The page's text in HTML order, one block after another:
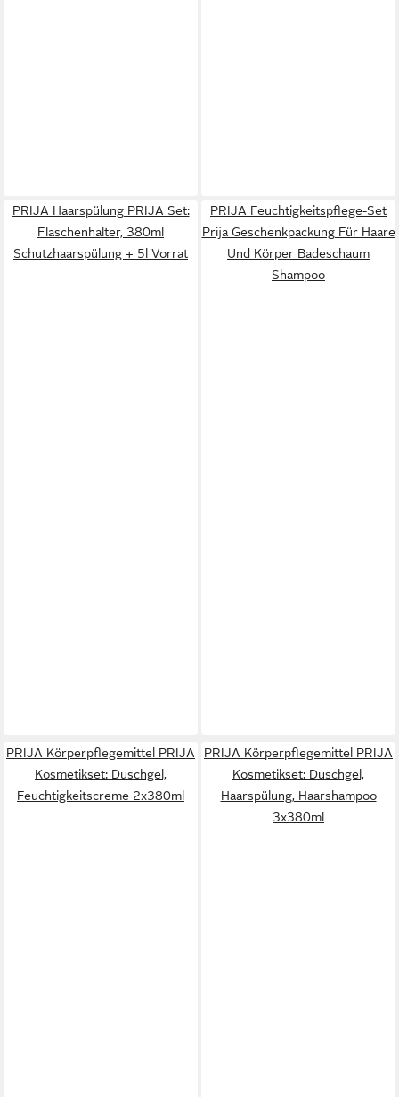
PRIJA Haarspülung PRIJA Set:
Flaschenhalter, 380ml
Schutzhaarspülung + 5l Vorrat
PRIJA Feuchtigkeitspflege-Set
Prija Geschenkpackung Für Haare
Und Körper Badeschaum
Shampoo
PRIJA Körperpflegemittel PRIJA
Kosmetikset: Duschgel,
Feuchtigkeitscreme 2x380ml
PRIJA Körperpflegemittel PRIJA
Kosmetikset: Duschgel,
Haarspülung, Haarshampoo
3x380ml